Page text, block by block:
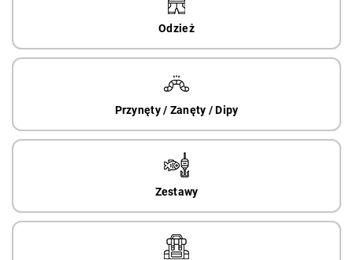
Odzież
Przynęty / Zanęty / Dipy
Zestawy